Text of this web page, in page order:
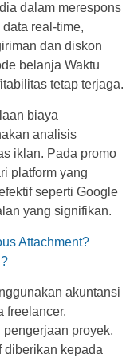
dalam merespons
real-time,
dan diskon
belanja Waktu
tetap terjaga.
biaya
analisis
iklan. Pada promo
platform yang
seperti Google
yang signifikan.
Attachment?
akuntansi
freelancer.
proyek,
diberikan kepada